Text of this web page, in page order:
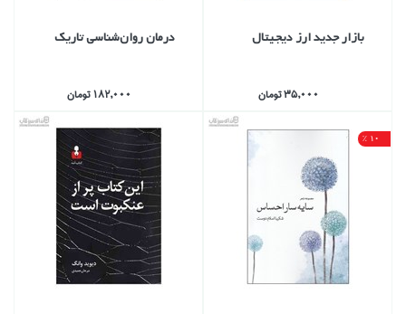
بازار جديد ارز ديجيتال
35,000 تومان
درمان روان‌شناسي تاريك
182,000 تومان
10 %